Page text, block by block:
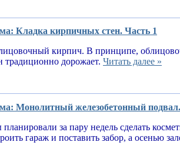
Кладка кирпичных стен. Часть 1
кирпич. В принципе,
традиционно дорожает. Читать далее »
Монолитный железобетонный
за пару недель сделать
гараж и поставить забор, а осенью